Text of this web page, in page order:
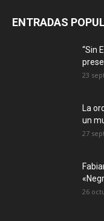
ENTRADAS
“Sin
23
La
un
27
26